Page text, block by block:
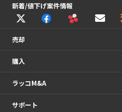
新着/値下げ案件情報
売却
購入
ラッコM&A
サポート